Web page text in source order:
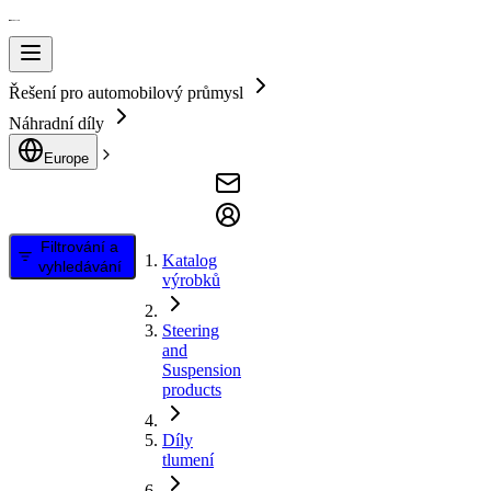
Řešení pro automobilový průmysl
Náhradní díly
Europe
Filtrování a
vyhledávání
Katalog
výrobků
Steering
and
Suspension
products
Díly
tlumení